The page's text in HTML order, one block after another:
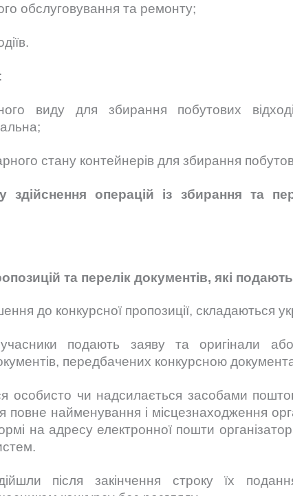
обслуговування та ремонту;
виду для збирання побутових
стану контейнерів для збирання
здійснення операцій із збирання та
та перелік документів, які
до конкурсної пропозиції, складаються
подають заяву та оригінали
передбачених конкурсною
особисто чи надсилається засобами
повне найменування і місцезнаходження
на адресу електронної пошти
після закінчення строку їх